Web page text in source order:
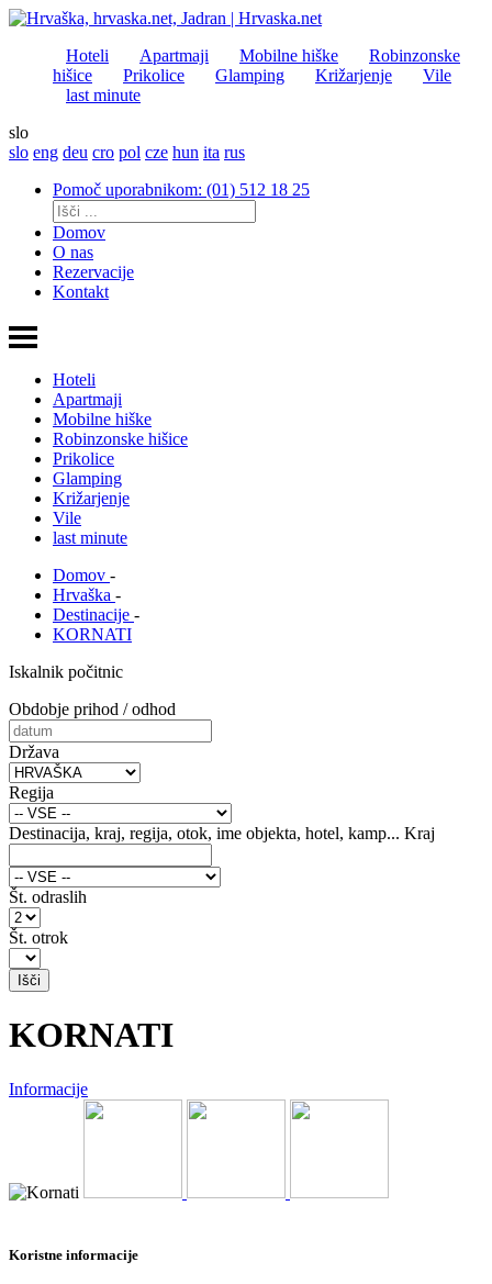
Hoteli Apartmaji Mobilne hiške
Robinzonske
hišice
Prikolice Glamping Križarjenje
Vile
last minute
slo
slo eng deu cro pol cze hun ita rus
Pomoč uporabnikom: (01) 512 18 25
Domov
O nas
Rezervacije
Kontakt
Hoteli
Apartmaji
Mobilne hiške
Robinzonske hišice
Prikolice
Glamping
Križarjenje
Vile
last minute
Domov -
Hrvaška -
Destinacije -
KORNATI
Iskalnik počitnic
Obdobje prihod / odhod
Država
Regija
Destinacija, kraj, regija, otok, ime objekta, hotel, kamp... Kraj
Št. odraslih
Št. otrok
KORNATI
Informacije
Koristne informacije